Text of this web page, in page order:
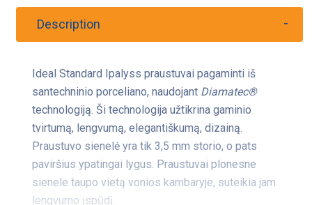
Description
Ideal Standard Ipalyss praustuvai pagaminti iš
santechninio porceliano, naudojant Diamatec®
technologiją. Ši technologija užtikrina gaminio
tvirtumą, lengvumą, elegantiškumą, dizainą.
Praustuvo sienelė yra tik 3,5 mm storio, o pats
paviršius ypatingai lygus. Praustuvai plonesne
sienele taupo vietą vonios kambaryje, suteikia jam
lengvumo įspūdį.